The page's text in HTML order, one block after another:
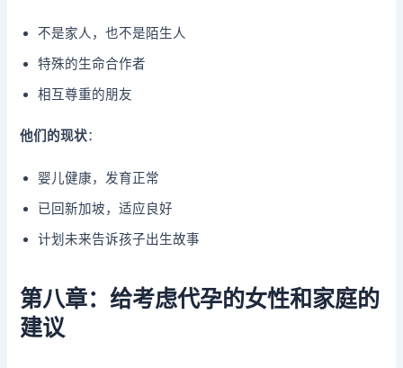
不是家人，也不是陌生人
特殊的生命合作者
相互尊重的朋友
他们的现状：
婴儿健康，发育正常
已回新加坡，适应良好
计划未来告诉孩子出生故事
第八章：给考虑代孕的女性和家庭的
建议